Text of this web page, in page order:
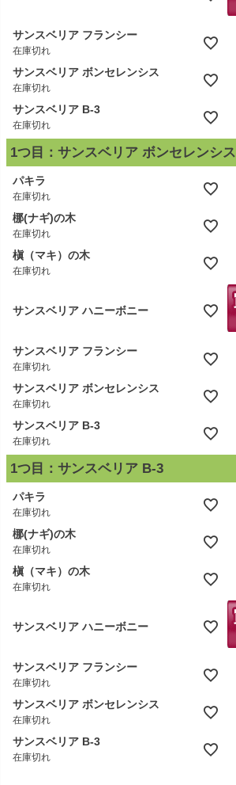
サンスベリア フランシー
在庫切れ
サンスベリア ボンセレンシス
在庫切れ
サンスベリア B-3
在庫切れ
1つ目：サンスベリア ボンセレンシス
パキラ
在庫切れ
梛(ナギ)の木
在庫切れ
槇（マキ）の木
在庫切れ
サンスベリア ハニーボニー
サンスベリア フランシー
在庫切れ
サンスベリア ボンセレンシス
在庫切れ
サンスベリア B-3
在庫切れ
1つ目：サンスベリア B-3
パキラ
在庫切れ
梛(ナギ)の木
在庫切れ
槇（マキ）の木
在庫切れ
サンスベリア ハニーボニー
サンスベリア フランシー
在庫切れ
サンスベリア ボンセレンシス
在庫切れ
サンスベリア B-3
在庫切れ